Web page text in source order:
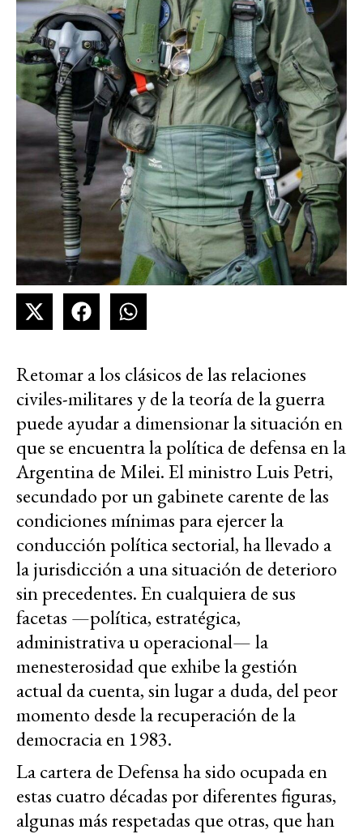
Retomar a los clásicos de las relaciones
civiles-militares y de la teoría de la guerra
puede ayudar a dimensionar la situación en
que se encuentra la política de defensa en la
Argentina de Milei. El ministro Luis Petri,
secundado por un gabinete carente de las
condiciones mínimas para ejercer la
conducción política sectorial, ha llevado a
la jurisdicción a una situación de deterioro
sin precedentes. En cualquiera de sus
facetas —política, estratégica,
administrativa u operacional— la
menesterosidad que exhibe la gestión
actual da cuenta, sin lugar a duda, del peor
momento desde la recuperación de la
democracia en 1983.
La cartera de Defensa ha sido ocupada en
estas cuatro décadas por diferentes figuras,
algunas más respetadas que otras, que han